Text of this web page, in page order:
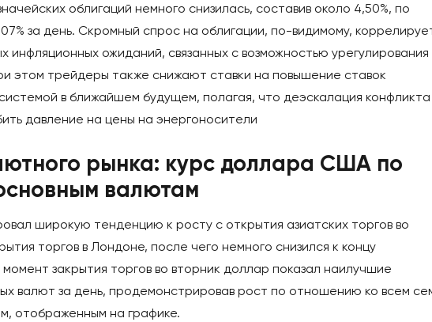
облигаций немного снизилась, составив около 4,50%, по
за день. Скромный спрос на облигации, по-видимому,
инфляционных ожиданий, связанных с возможностью урегулирования
этом трейдеры также снижают ставки на повышение ставок
в ближайшем будущем, полагая, что деэскалация конфликта
давление на цены на энергоносители
рынка: курс доллара США по
валютам
широкую тенденцию к росту с открытия азиатских торгов во
торгов в Лондоне, после чего немного снизился к концу
закрытия торгов во вторник доллар показал наилучшие
валют за день, продемонстрировав рост по отношению ко всем
отображенным на графике.